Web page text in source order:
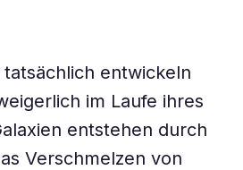
entwickeln
im Laufe ihres
entstehen durch
Verschmelzen von